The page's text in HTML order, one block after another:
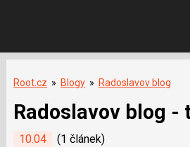
Root.cz » Blogy » Radoslavov blog
Radoslavov blog -
10.04 (1 článek)